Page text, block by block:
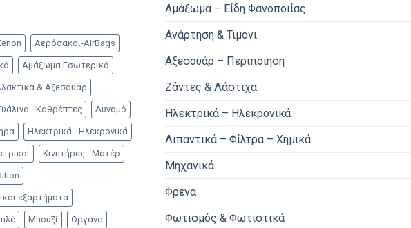
Αερόσακοι-AirBags
Αμάξωμα Εσωτερικό
& Αξεσουάρ
- Καθρέπτες Δυναμό
Ηλεκτρικά - Ηλεκρονικά
Κινητήρες - Μοτέρ
και εξαρτήματα
Μπουζί Οργανα
Αμάξωμα – Είδη Φανοποιίας
Ανάρτηση & Τιμόνι
Αξεσουάρ – Περιποίηση
Ζάντες & Λάστιχα
Ηλεκτρικά – Ηλεκρονικά
Λιπαντικά – Φίλτρα – Χημικά
Μηχανικά
Φρένα
Φωτισμός & Φωτιστικά